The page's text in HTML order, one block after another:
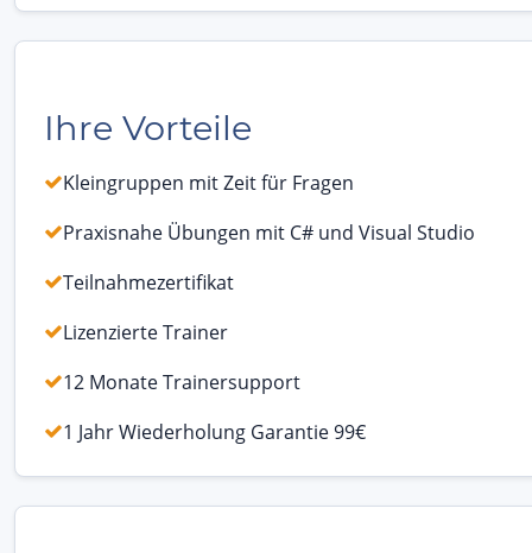
Ihre Vorteile
Kleingruppen mit Zeit für Fragen
Praxisnahe Übungen mit C# und Visual Studio
Teilnahmezertifikat
Lizenzierte Trainer
12 Monate Trainersupport
1 Jahr Wiederholung Garantie 99€